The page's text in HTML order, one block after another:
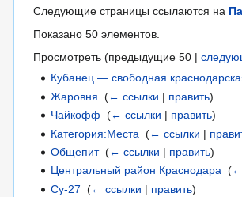
Следующие страницы ссылаются на
Показано 50 элементов.
Просмотреть (предыдущие 50 |
Кубанец — свободная
Жаровня ‎(← ссылки | править)
Чайкофф ‎(← ссылки | править)
Категория:Места ‎(← ссылки |
Общепит‎(← ссылки | править)
Центральный район Краснодара ‎(
Су-27 ‎(← ссылки | править)